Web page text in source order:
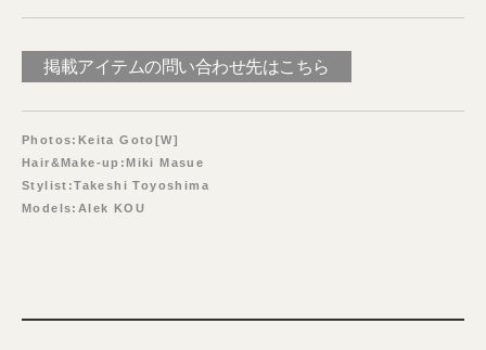
掲載アイテムの問い合わせ先はこちら
Photos:Keita Goto[W]
Hair&Make-up:Miki Masue
Stylist:Takeshi Toyoshima
Models:Alek KOU